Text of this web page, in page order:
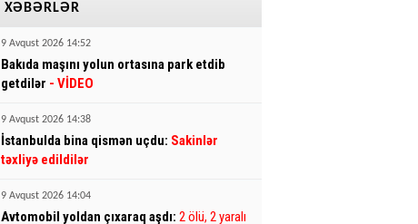
XƏBƏRLƏR
9 Avqust 2026 14:52
Bakıda maşını yolun ortasına park etdib
getdilər - VİDEO
9 Avqust 2026 14:38
İstanbulda bina qismən uçdu: Sakinlər
təxliyə edildilər
9 Avqust 2026 14:04
Avtomobil yoldan çıxaraq aşdı: 2 ölü, 2 yaralı